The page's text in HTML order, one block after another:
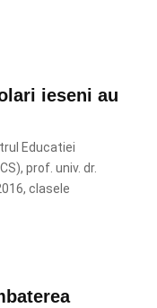
ieseni au
Educatiei
prof. univ. dr.
clasele